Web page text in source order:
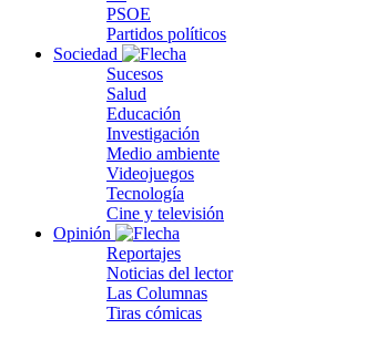
PSOE
Partidos políticos
Sociedad
Sucesos
Salud
Educación
Investigación
Medio ambiente
Videojuegos
Tecnología
Cine y televisión
Opinión
Reportajes
Noticias del lector
Las Columnas
Tiras cómicas